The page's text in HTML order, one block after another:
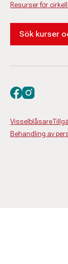
Resurser för
Sök kurser
Visselblåsare
Behandling av
Besök oss på
Besök oss på